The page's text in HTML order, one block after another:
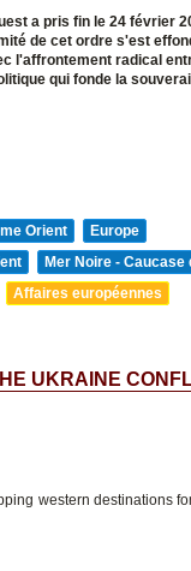
a pris fin le 24 février
de cet ordre s'est
l'affrontement radical
qui fonde la
Orient
Europe
Mer Noire - Caucase
Affaires européennes
UKRAINE
western destinations